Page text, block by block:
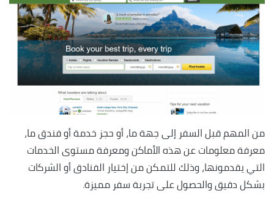
من المهم قبل السفر إلى جهة ما، أو حجز خدمة أو فندق ما،
معرفة معلومات عن هذه الأماكن ومعرفة مستوى الخدمات
التي يقدمونها، وذلك للتمكن من إختيار الفنادق أو الشركات
بشكل دقيق والحصول على تجربة سفر مميزة.